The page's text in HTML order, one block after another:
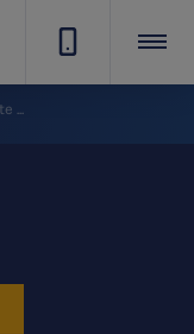
Estate planning